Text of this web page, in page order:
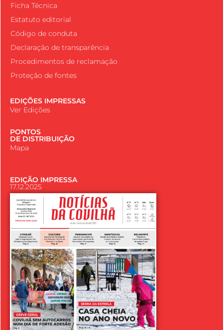
Ficha Técnica
Estatuto editorial
Código de conduta
Declaração de transparência
Procedimentos de reclamação
Proteção de fontes
EDIÇÕES IMPRESSAS
Ver Edições
PONTOS
DE DISTRIBUIÇÃO
Mapa
EDIÇÃO IMPRESSA
17.12.2025